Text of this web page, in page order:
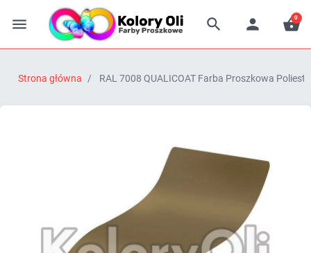
   
0
Strona główna RAL 7008 QUALICOAT Farba Proszkowa